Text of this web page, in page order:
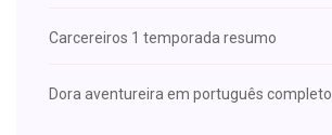
Carcereiros 1 temporada resumo
Dora aventureira em português completo